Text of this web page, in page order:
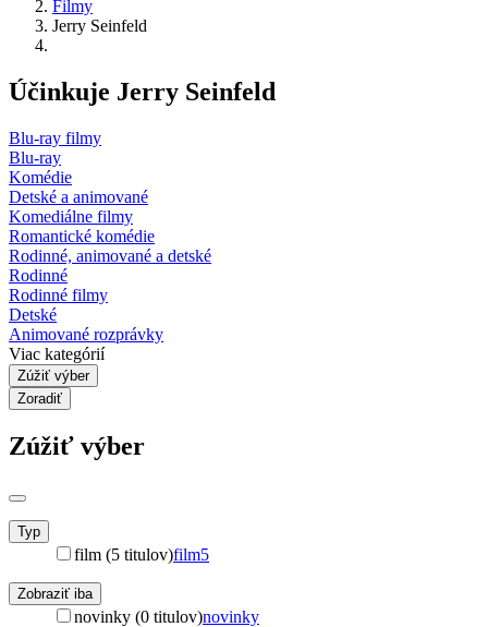
Filmy
Jerry Seinfeld
Účinkuje Jerry Seinfeld
Blu-ray filmy
Blu-ray
Komédie
Detské a animované
Komediálne filmy
Romantické komédie
Rodinné, animované a detské
Rodinné
Rodinné filmy
Detské
Animované rozprávky
Viac kategórií
Zúžiť výber
Zoradiť
Zúžiť výber
Typ
film (5 titulov)film5
Zobraziť iba
novinky (0 titulov)novinky